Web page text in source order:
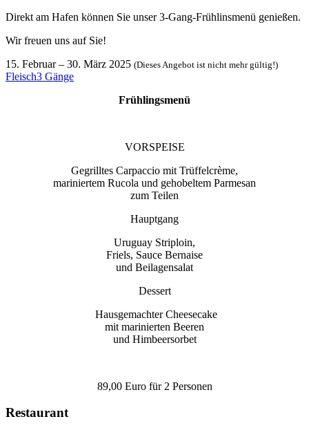
Direkt am Hafen können Sie unser 3-Gang-Frühlinsmenü genießen.
Wir freuen uns auf Sie!
15. Februar– 30. März 2025 (Dieses Angebot ist nicht mehr gültig!)
Fleisch3 Gänge
Frühlingsmenü
VORSPEISE
Gegrilltes Carpaccio mit Trüffelcrème,
mariniertem Rucola und gehobeltem Parmesan
zum Teilen
Hauptgang
Uruguay Striploin,
Friels, Sauce Bernaise
und Beilagensalat
Dessert
Hausgemachter Cheesecake
mit marinierten Beeren
und Himbeersorbet
89,00 Euro für 2 Personen
Restaurant